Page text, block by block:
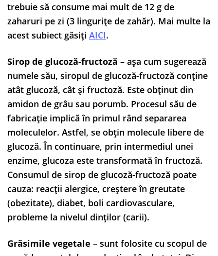
trebuie să consume mai mult de 12 g de
zaharuri pe zi (3 lingurițe de zahăr). Mai multe la
acest subiect găsiți AICI.
Sirop de glucoză-fructoză – așa cum sugerează
numele său, siropul de glucoză-fructoză conține
atât glucoză, cât și fructoză. Este obținut din
amidon de grâu sau porumb. Procesul său de
fabricație implică în primul rând separarea
moleculelor. Astfel, se obțin molecule libere de
glucoză. În continuare, prin intermediul unei
enzime, glucoza este transformată în fructoză.
Consumul de sirop de glucoză-fructoză poate
cauza: reacții alergice, creștere în greutate
(obezitate), diabet, boli cardiovasculare,
probleme la nivelul dinților (carii).
Grăsimile vegetale – sunt folosite cu scopul de